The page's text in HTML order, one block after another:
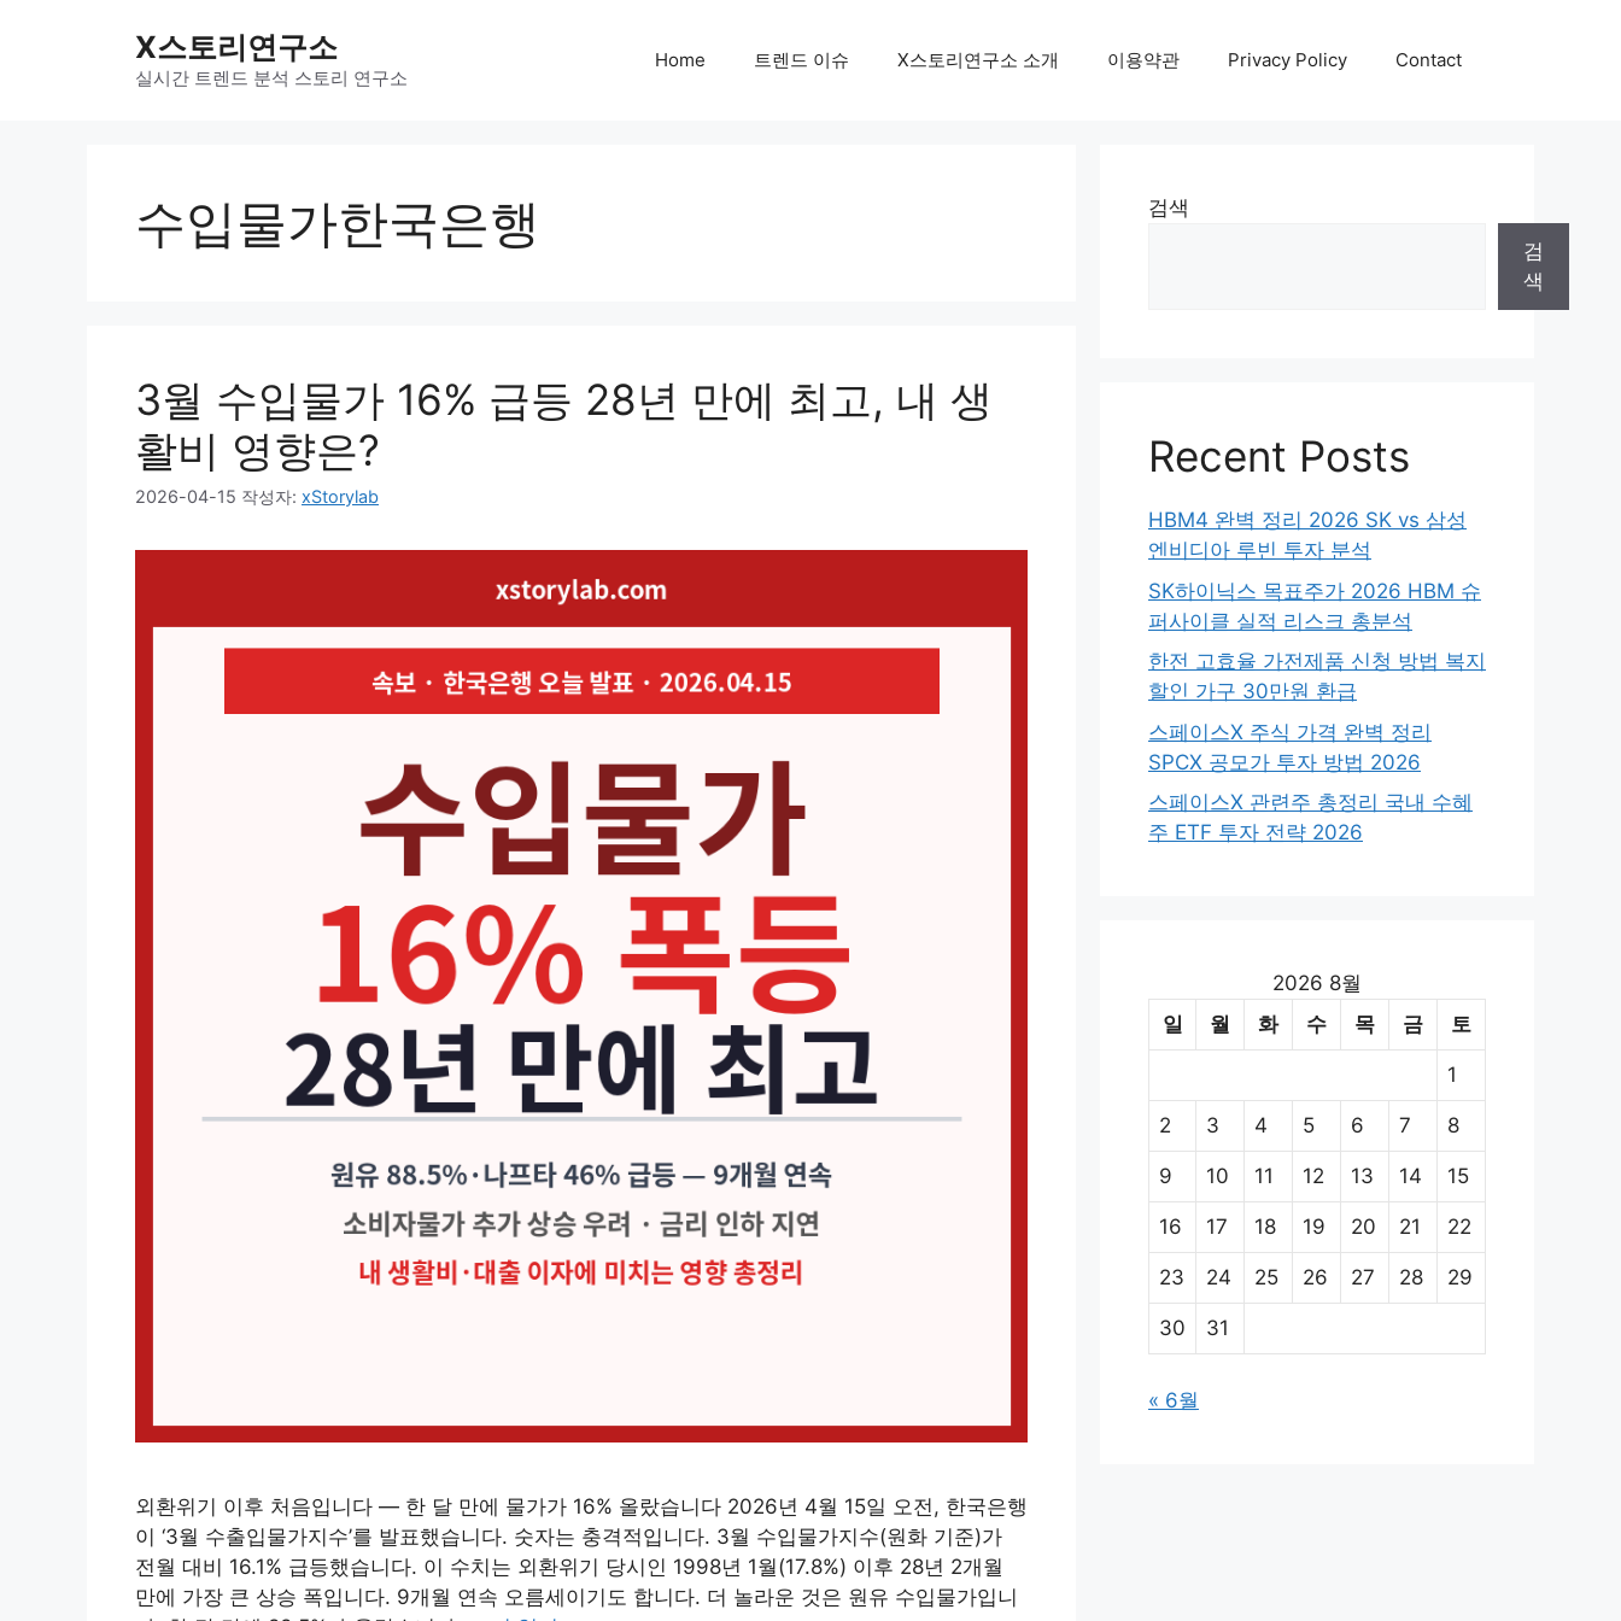
X스토리연구소
실시간 트렌드 분석 스토리 연구소
Home 트렌드 이슈 X스토리연구소 소개 이용약관 Privacy Policy Contact
수입물가한국은행
3월 수입물가 16% 급등 28년 만에 최고, 내 생
활비 영향은?
2026-04-15 작성자: xStorylab
외환위기 이후 처음입니다 — 한 달 만에 물가가 16% 올랐습니다 2026년 4월 15일 오전, 한국은행
이 ‘3월 수출입물가지수’를 발표했습니다. 숫자는 충격적입니다. 3월 수입물가지수(원화 기준)가
전월 대비 16.1% 급등했습니다. 이 수치는 외환위기 당시인 1998년 1월(17.8%) 이후 28년 2개월
만에 가장 큰 상승 폭입니다. 9개월 연속 오름세이기도 합니다. 더 놀라운 것은 원유 수입물가입니
검색
검
색
Recent Posts
HBM4 완벽 정리 2026 SK vs 삼성
엔비디아 루빈 투자 분석
SK하이닉스 목표주가 2026 HBM 슈
퍼사이클 실적 리스크 총분석
한전 고효율 가전제품 신청 방법 복지
할인 가구 30만원 환급
스페이스X 주식 가격 완벽 정리
SPCX 공모가 투자 방법 2026
스페이스X 관련주 총정리 국내 수혜
주 ETF 투자 전략 2026
2026 8월
일
월 화 수 목 금 토
1
2 3 4 5 6 7 8
9 10 11 12 13 14 15
16 17 18 19 20 21 22
23 24 25 26 27 28 29
30 31
« 6월